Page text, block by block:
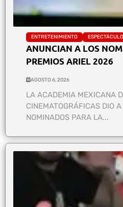
ENTRETENIMIENTO
ANUNCIAN A LOS
PREMIOS ARIEL 2026
AGOSTO 6, 2026
LA ACADEMIA MEXICANA
CINEMATOGRÁFICAS DIO
NOMINADOS PARA LA...